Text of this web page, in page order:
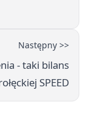
Następny >>
- taki bilans
SPEED